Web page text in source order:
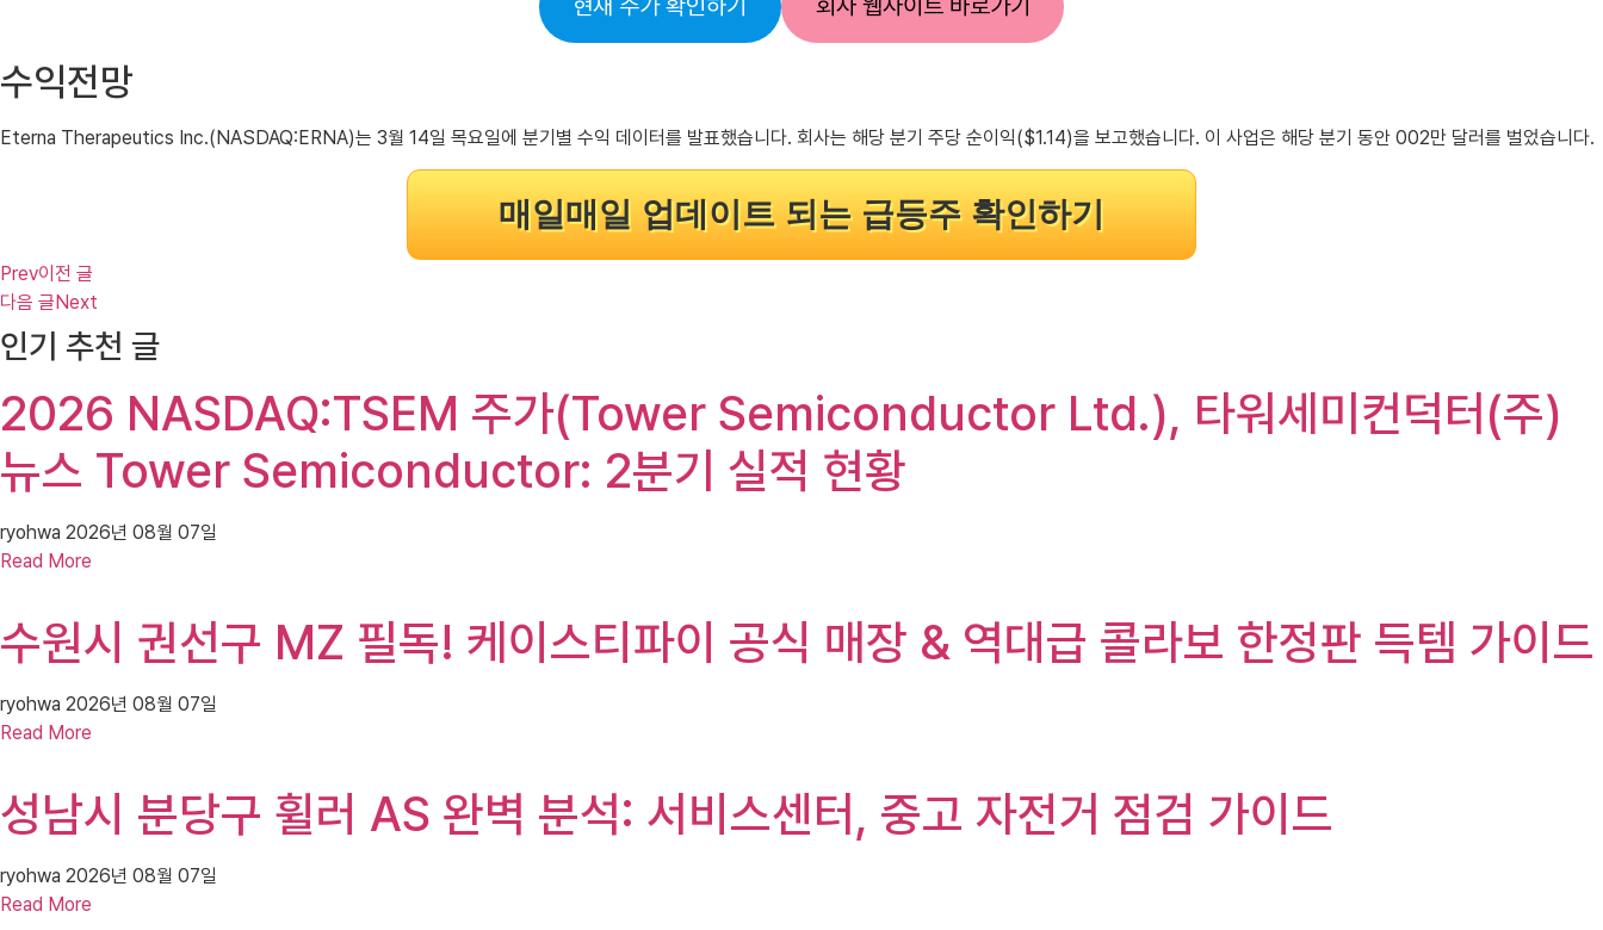
현재 주가 확인하기 회사 웹사이트 바로가기
수익전망
Eterna Therapeutics Inc.(NASDAQ:ERNA)는 3월 14일 목요일에 분기별 수익 데이터를 발표했습니다. 회사는 해당 분기 주당 순이익($1.14)을 보고했습니다. 이 사업은 해당 분기 동안 002만 달러를 벌었습니다.
매일매일 업데이트 되는 급등주 확인하기
Prev이전 글
다음 글 Next
인기 추천 글
2026 NASDAQ:TSEM 주가(Tower Semiconductor Ltd.), 타워세미컨덕터(주)
뉴스 Tower Semiconductor: 2분기 실적 현황
ryohwa 2026년 08월 07일
Read More
수원시 권선구 MZ 필독! 케이스티파이 공식 매장 & 역대급 콜라보 한정판 득템 가이드
ryohwa 2026년 08월 07일
Read More
성남시 분당구 휠러 AS 완벽 분석: 서비스센터, 중고 자전거 점검 가이드
ryohwa 2026년 08월 07일
Read More